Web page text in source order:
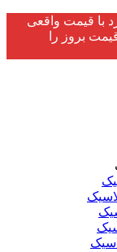
با قیمت واقعی
بروز را